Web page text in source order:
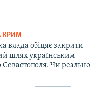
КРИМ
влада обіцяє закрити
шлях українським
Чи реально